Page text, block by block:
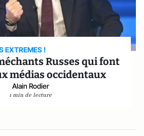
EXTREMES !
Russes qui font
médias occidentaux
Alain Rodier
1 min de lecture